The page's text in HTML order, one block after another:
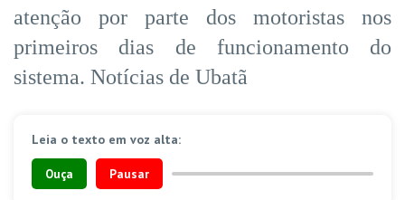
atenção por parte dos motoristas nos
primeiros dias de funcionamento do
sistema. Notícias de Ubatã
Leia o texto em voz alta:
Ouça Pausar